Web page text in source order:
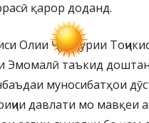
қарор доданд.
Олии Ҷумҳурии
Эмомалӣ таъкид
муносибатҳои
давлати мо мавқеи